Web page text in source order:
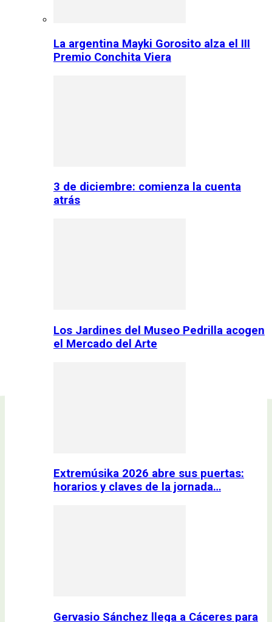
La argentina Mayki Gorosito alza el III
Premio Conchita Viera
3 de diciembre: comienza la cuenta
atrás
Los Jardines del Museo Pedrilla acogen
el Mercado del Arte
Extremúsika 2026 abre sus puertas:
horarios y claves de la jornada…
Gervasio Sánchez llega a Cáceres para